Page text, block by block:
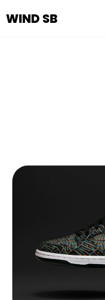
WIND SB
WIND SB